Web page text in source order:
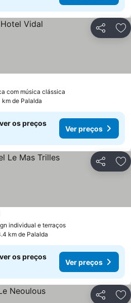
Partilhar
com música clássica
km de Palalda
os preços
Ver preços
Partilhar
individual e terraços
km de Palalda
os preços
Ver preços
Partilhar